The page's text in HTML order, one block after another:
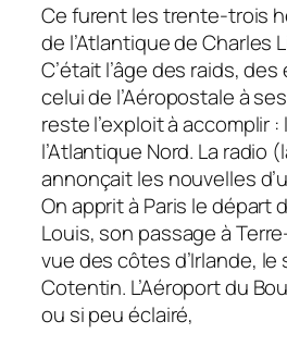
Ce furent les trente-trois
de l’Atlantique de Charles
C’était l’âge des raids,
celui de l’Aéropostale à
reste l’exploit à accomplir :
l’Atlantique Nord. La radio
annonçait les nouvelles
On apprit à Paris le départ
Louis, son passage à
vuedes côtes d’Irlande, le
Cotentin. L’Aéroport du
ou si peu éclairé,